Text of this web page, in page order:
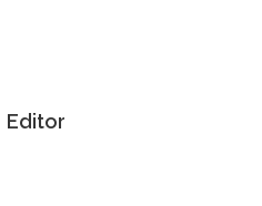
Editor